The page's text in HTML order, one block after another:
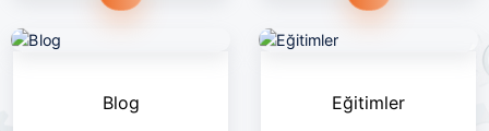
Blog Eğitimler